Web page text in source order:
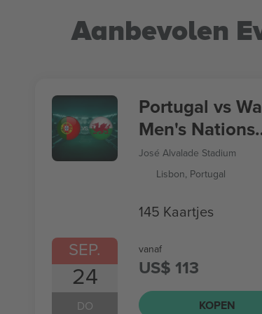
Aanbevolen
SEP.
24
DO
Portugal vs
Men's Nations
League
José Alvalade Stadium
Lisbon, Portugal
145 Kaartjes
vanaf
US$ 113
KOPEN